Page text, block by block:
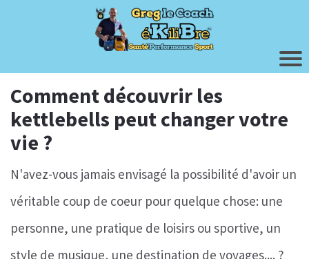
Comment découvrir les
kettlebells peut changer votre
vie ?
N'avez-vous jamais envisagé la possibilité d'avoir un
véritable coup de coeur pour quelque chose: une
personne, une pratique de loisirs ou sportive, un
style de musique, une destination de voyages.... ?